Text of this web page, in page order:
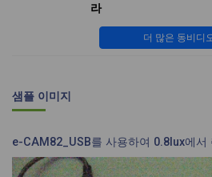
라
더 많은 동비디
샘플 이미지
e-CAM82_USB를 사용하여 0.8lux에서